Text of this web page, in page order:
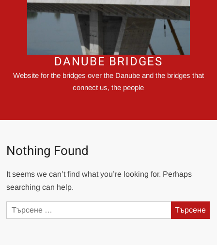
DANUBE BRIDGES
Website for the bridges over the Danube and the bridges that
connect us, the people
Nothing Found
It seems we can’t find what you’re looking for. Perhaps
searching can help.
Търсене
за: